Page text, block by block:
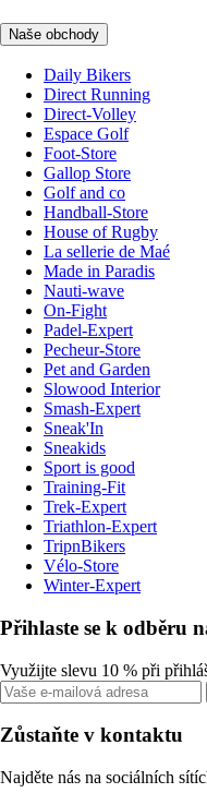
Naše obchody
Daily Bikers
Direct Running
Direct-Volley
Espace Golf
Foot-Store
Gallop Store
Golf and co
Handball-Store
House of Rugby
La sellerie de Maé
Made in Paradis
Nauti-wave
On-Fight
Padel-Expert
Pecheur-Store
Pet and Garden
Slowood Interior
Smash-Expert
Sneak'In
Sneakids
Sport is good
Training-Fit
Trek-Expert
Triathlon-Expert
TripnBikers
Vélo-Store
Winter-Expert
Přihlaste se k odběru
Využijte slevu 10 % při
Zůstaňte v kontaktu
Najděte nás na sociálních